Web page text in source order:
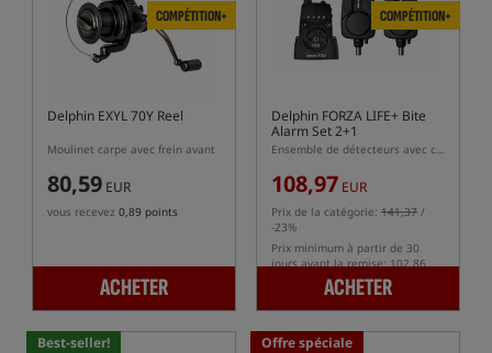
COMPÉTITION+
Delphin EXYL 70Y Reel
Moulinet carpe avec frein avant
80,59 EUR
vous recevez 0,89 points
ACHETER
COMPÉTITION+
Delphin FORZA LIFE+ Bite
Alarm Set 2+1
Ensemble de détecteurs avec centrale
108,97 EUR
Prix de la catégorie: 141,37 /
-23%
Prix minimum à partir de 30
jours avant la remise: 102.86
ACHETER
Best-seller! Offre spéciale